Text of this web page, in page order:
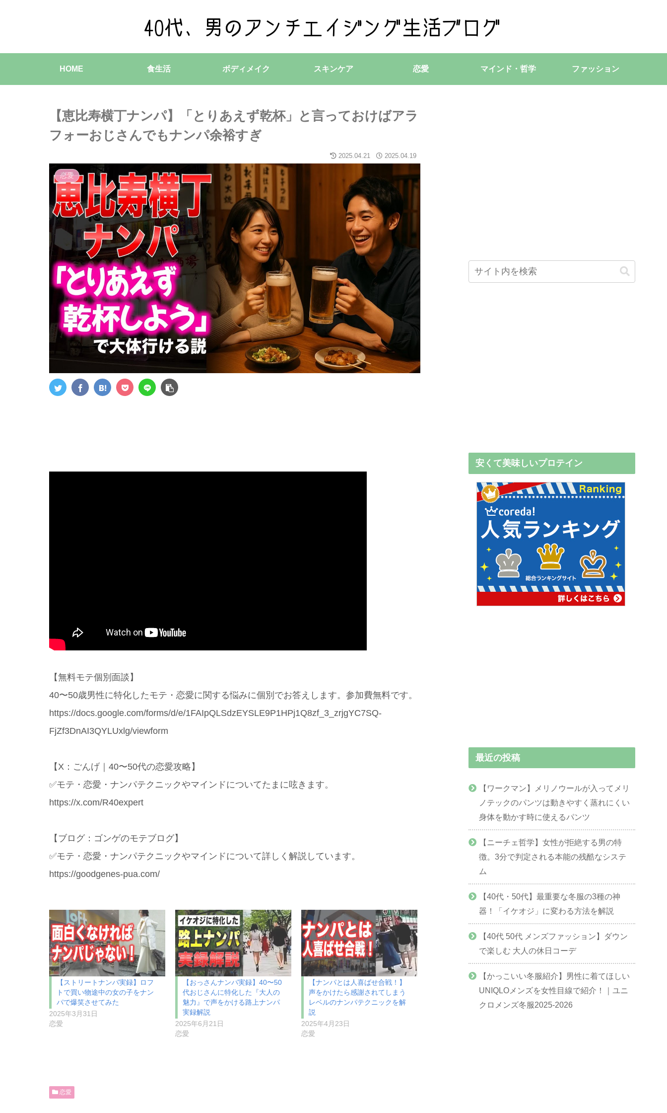
HOME 食生活 ボディメイク スキンケア 恋愛 マインド・哲学 ファッション
【恵比寿横丁ナンパ】「とりあえず乾杯」と言っておけばアラ
フォーおじさんでもナンパ余裕すぎ
2025.04.21 2025.04.19
恋愛
【無料モテ個別面談】
40〜50歳男性に特化したモテ・恋愛に関する悩みに個別でお答えします。参加費無料です。
https://docs.google.com/forms/d/e/1FAIpQLSdzEYSLE9P1HPj1Q8zf_3_zrjgYC7SQ-
FjZf3DnAI3QYLUxlg/viewform
【X：ごんげ｜40〜50代の恋愛攻略】
✅モテ・恋愛・ナンパテクニックやマインドについてたまに呟きます。
https://x.com/R40expert
【ブログ：ゴンゲのモテブログ】
✅モテ・恋愛・ナンパテクニックやマインドについて詳しく解説しています。
https://goodgenes-pua.com/
【ストリートナンパ実録】ロフ
トで買い物途中の女の子をナン
パで爆笑させてみた
2025年3月31日
恋愛
【おっさんナンパ実録】40〜50
代おじさんに特化した『大人の
魅力』で声をかける路上ナンパ
実録解説
2025年6月21日
恋愛
【ナンパとは人喜ばせ合戦！】
声をかけたら感謝されてしまう
レベルのナンパテクニックを解
説
2025年4月23日
恋愛
恋愛
安くて美味しいプロテイン
最近の投稿
【ワークマン】メリノウールが入ってメリ
ノテックのパンツは動きやすく蒸れにくい
身体を動かす時に使えるパンツ
【ニーチェ哲学】女性が拒絶する男の特
徴。3分で判定される本能の残酷なシステ
ム
【40代・50代】最重要な冬服の3種の神
器！「イケオジ」に変わる方法を解説
【40代 50代 メンズファッション】ダウン
で楽しむ 大人の休日コーデ
【かっこいい冬服紹介】男性に着てほしい
UNIQLOメンズを女性目線で紹介！｜ユニ
クロメンズ冬服2025-2026